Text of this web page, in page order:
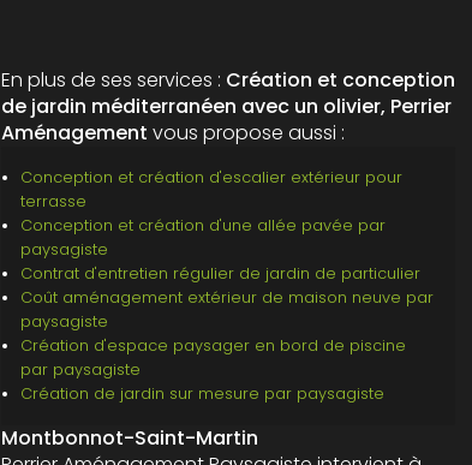
En plus de ses services : Création et conception
de jardin méditerranéen avec un olivier, Perrier
Aménagement vous propose aussi :
Conception et création d'escalier extérieur pour
terrasse
Conception et création d'une allée pavée par
paysagiste
Contrat d'entretien régulier de jardin de particulier
Coût aménagement extérieur de maison neuve par
paysagiste
Création d'espace paysager en bord de piscine
par paysagiste
Création de jardin sur mesure par paysagiste
Montbonnot-Saint-Martin